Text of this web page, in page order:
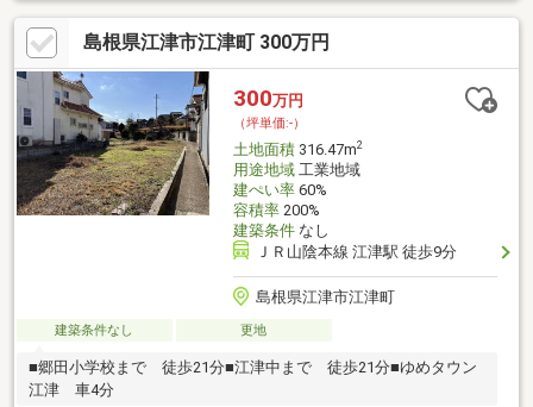
島根県江津市江津町 300万円
300万円
（坪単価:-）
土地面積316.47m2
用途地域工業地域
建ぺい率60%
容積率200%
建築条件なし
ＪＲ山陰本線 江津駅 徒歩9分
島根県江津市江津町
建築条件なし 更地
■郷田小学校まで 徒歩21分■江津中まで 徒歩21分■ゆめタウン
江津 車4分